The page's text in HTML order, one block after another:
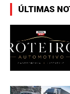
ÚLTIMAS